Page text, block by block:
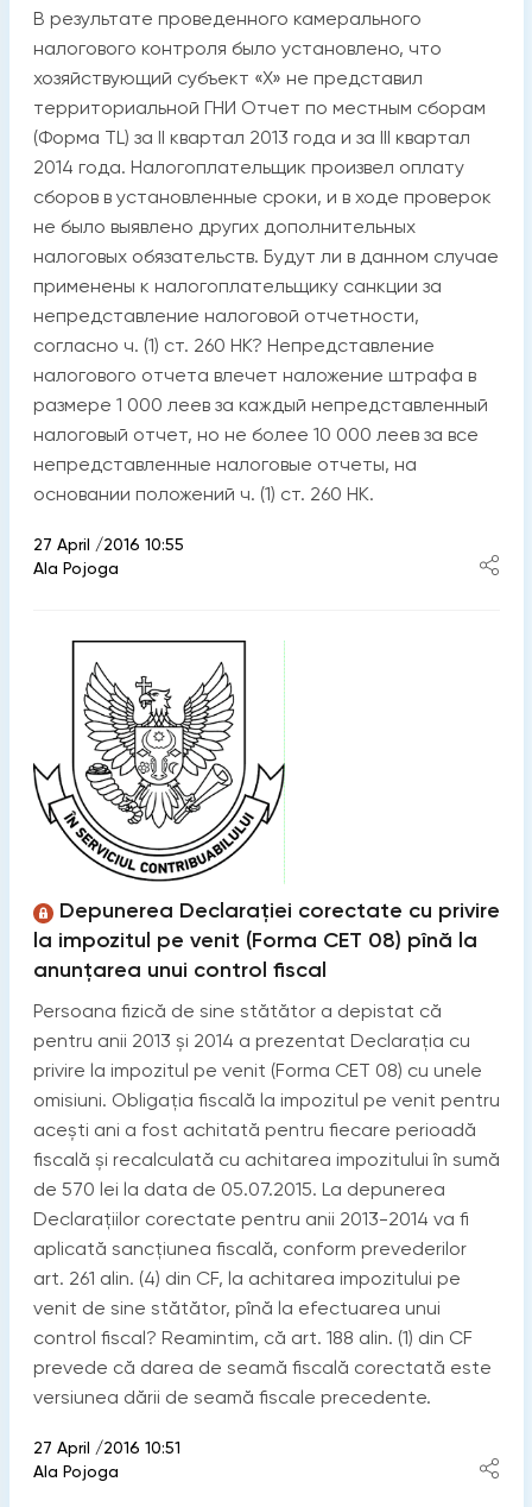
В результате проведенного камерального
налогового контроля было установлено, что
хозяйствующий субъект «Х» не представил
территориальной ГНИ Отчет по местным сборам
(Форма TL) за II квартал 2013 года и за III квартал
2014 года. Налогоплательщик произвел оплату
сборов в установленные сроки, и в ходе проверок
не было выявлено других дополнительных
налоговых обязательств. Будут ли в данном случае
применены к налогоплательщику санкции за
непредставление налоговой отчетности,
согласно ч. (1) ст. 260 НК? Непредставление
налогового отчета влечет наложение штрафа в
размере 1 000 леев за каждый непредставленный
налоговый отчет, но не более 10 000 леев за все
непредставленные налоговые отчеты, на
основании положений ч. (1) ст. 260 НК.
27 April /2016 10:55
Ala Pojoga
Depunerea Declarației corectate cu privire
la impozitul pe venit (Forma CET 08) pînă la
anunțarea unui control fiscal
Persoana fizică de sine stătător a depistat că
pentru anii 2013 și 2014 a prezentat Declarația cu
privire la impozitul pe venit (Forma CET 08) cu unele
omisiuni. Obligația fiscală la impozitul pe venit pentru
acești ani a fost achitată pentru fiecare perioadă
fiscală și recalculată cu achitarea impozitului în sumă
de 570 lei la data de 05.07.2015. La depunerea
Declarațiilor corectate pentru anii 2013-2014 va fi
aplicată sancțiunea fiscală, conform prevederilor
art. 261 alin. (4) din CF, la achitarea impozitului pe
venit de sine stătător, pînă la efectuarea unui
control fiscal? Reamintim, că art. 188 alin. (1) din CF
prevede că darea de seamă fiscală corectată este
versiunea dării de seamă fiscale precedente.
27 April /2016 10:51
Ala Pojoga